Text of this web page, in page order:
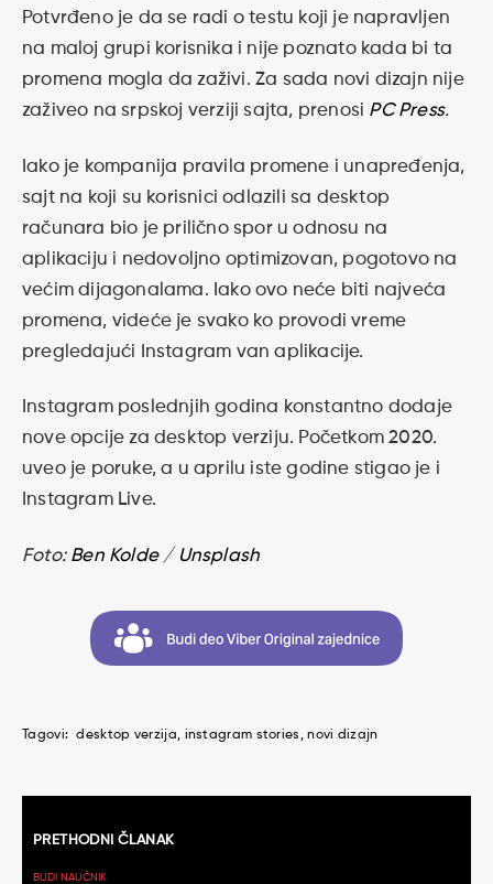
Potvrđeno je da se radi o testu koji je napravljen
na maloj grupi korisnika i nije poznato kada bi ta
promena mogla da zaživi. Za sada novi dizajn nije
zaživeo na srpskoj verziji sajta, prenosi PC Press.
Iako je kompanija pravila promene i unapređenja,
sajt na koji su korisnici odlazili sa desktop
računara bio je prilično spor u odnosu na
aplikaciju i nedovoljno optimizovan, pogotovo na
većim dijagonalama. Iako ovo neće biti najveća
promena, videće je svako ko provodi vreme
pregledajući Instagram van aplikacije.
Instagram poslednjih godina konstantno dodaje
nove opcije za desktop verziju. Početkom 2020.
uveo je poruke, a u aprilu iste godine stigao je i
Instagram Live.
Foto: Ben Kolde/ Unsplash
Tagovi: desktop verzija instagram stories novi dizajn
članaka
PRETHODNI ČLANAK
BUDI NAUČNIK